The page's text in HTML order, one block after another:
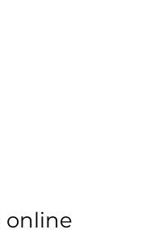
online